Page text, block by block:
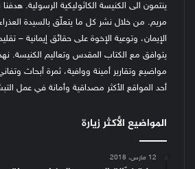
ينتمون الى الكنيسة الكاثوليكية الرسولية.
مريم. من خلال نشر كل ما يتعلّق بالسيدة
الإيمان، وتوعية الإخوة على حقائق إيمانية –
يتوافق مع الكتاب المقدس وتعاليم الكنيسة.
مواضيع وتقارير أمينة ووافية، ثمرة أبحاث
أحد المواقع الأكثر مصداقية وأمانة في عمل
المواضيع الأكثر زيارة
12 مارس، 2018